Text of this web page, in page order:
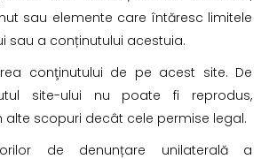
sau elemente care întăresc limitele
sau a conținutului acestuia.
conţinutului de pe acest site. De
site-ului nu poate fi reprodus,
alte scopuri decât cele permise legal.
de denunțare unilaterală a